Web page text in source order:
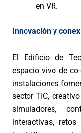
en VR.
Innovación y
El Edificio de
espacio vivo de
instalaciones
sector TIC,
simuladores,
interactivas,